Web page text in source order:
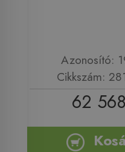
Azonosító:
Cikkszám:
62